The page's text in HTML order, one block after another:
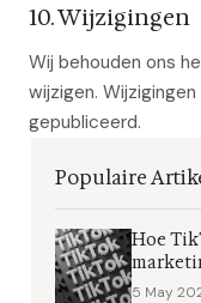
10. Wijzigingen
Wij behouden ons
wijzigen.
gepubliceerd.
Populaire
Hoe
5 May